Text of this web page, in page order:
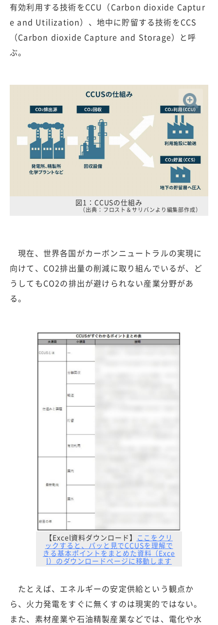
有効利用する技術をCCU（Carbon dioxide Captur
e and Utilization）、地中に貯留する技術をCCS
（Carbon dioxide Capture and Storage）と呼
ぶ。
図1：CCUSの仕組み
（出典：フロスト＆サリバンより編集部作成）
現在、世界各国がカーボンニュートラルの実現に
向けて、CO2排出量の削減に取り組んでいるが、ど
うしてもCO2の排出が避けられない産業分野があ
る。
【Excel資料ダウンロード】 ここをクリ
ックすると、パッと見でCCUSを理解で
きる基本ポイントをまとめた資料（Exce
l）のダウンロードページに移動します
たとえば、エネルギーの安定供給という観点か
ら、火力発電をすぐに無くすのは現実的ではない。
また、素材産業や石油精製産業などでは、電化や水